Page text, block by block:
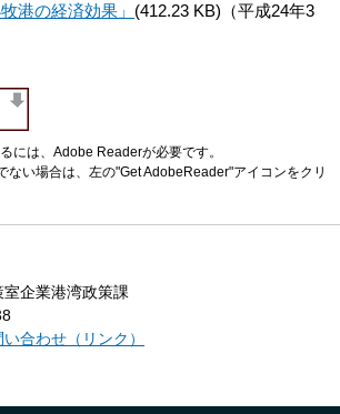
牧港の経済効果」 (412.23 KB)（平成24年3
には、Adobe Readerが必要です。
ない場合は、左の"Get AdobeReader"アイコンをクリ
企業港湾政策課
合わせ（リンク）